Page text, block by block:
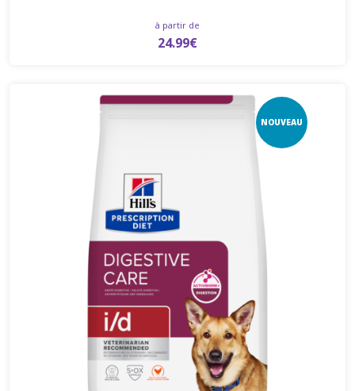
à partir de
24.99€
NOUVEAU